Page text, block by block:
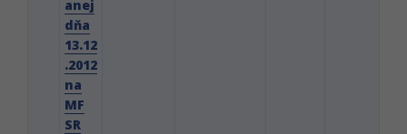
anej
dňa
13.12
.2012
na
MF
SR